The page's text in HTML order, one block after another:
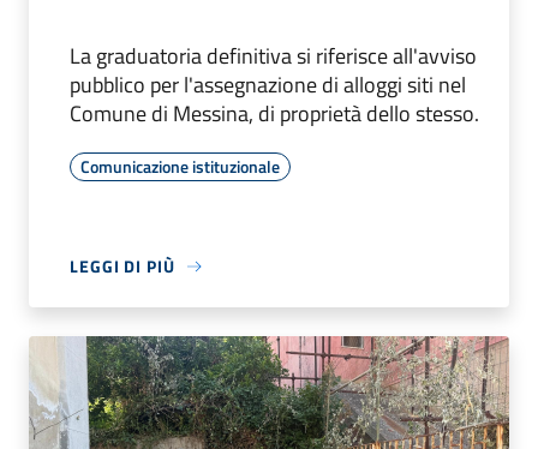
La graduatoria definitiva si riferisce all'avviso
pubblico per l'assegnazione di alloggi siti nel
Comune di Messina, di proprietà dello stesso.
Comunicazione istituzionale
LEGGI DI PIÙ